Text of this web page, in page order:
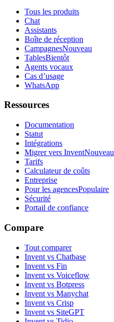
Tous les produits
Chat
Assistants
Boîte de réception
CampagnesNouveau
TablesBientôt
Agents vocaux
Cas d’usage
WhatsApp
Ressources
Documentation
Statut
Intégrations
Migrer vers InventNouveau
Tarifs
Calculateur de coûts
Entreprise
Pour les agencesPopulaire
Sécurité
Portail de confiance
Compare
Tout comparer
Invent vs Chatbase
Invent vs Fin
Invent vs Voiceflow
Invent vs Botpress
Invent vs Manychat
Invent vs Crisp
Invent vs SiteGPT